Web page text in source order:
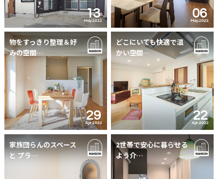
13
May.2022
06
May.2022
物をすっきり整理＆好
みの空間…
29
Apr.2022
どこにいても快適で温
かい空間…
22
Apr.2022
家族団らんのスペース
と プラ…
2世帯で安心に暮らせる
よう介…